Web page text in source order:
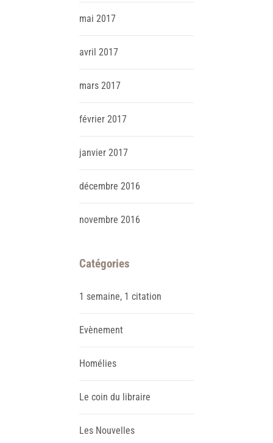
mai 2017
avril 2017
mars 2017
février 2017
janvier 2017
décembre 2016
novembre 2016
Catégories
1 semaine, 1 citation
Evènement
Homélies
Le coin du libraire
Les Nouvelles